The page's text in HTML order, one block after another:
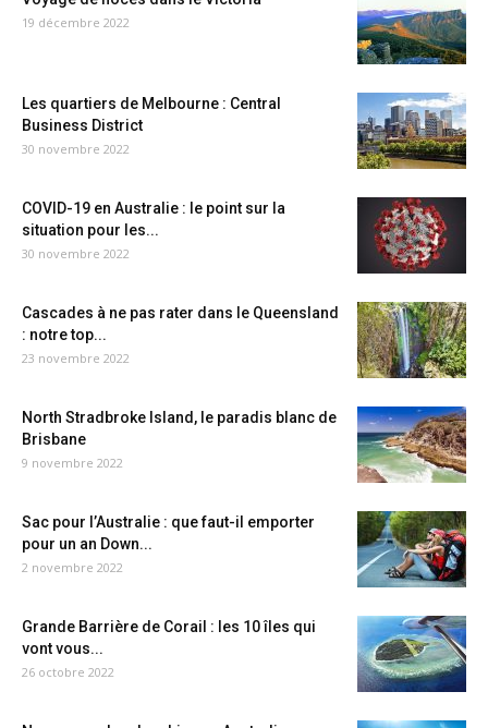
19 décembre 2022
Les quartiers de Melbourne : Central
Business District
30 novembre 2022
COVID-19 en Australie : le point sur la
situation pour les...
30 novembre 2022
Cascades à ne pas rater dans le Queensland
: notre top...
23 novembre 2022
North Stradbroke Island, le paradis blanc de
Brisbane
9 novembre 2022
Sac pour l’Australie : que faut-il emporter
pour un an Down...
2 novembre 2022
Grande Barrière de Corail : les 10 îles qui
vont vous...
26 octobre 2022